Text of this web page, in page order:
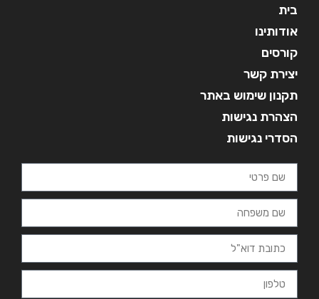
בית
אודותינו
קורסים
יצירת קשר
תקנון שימוש באתר
הצהרת נגישות
הסדרי נגישות